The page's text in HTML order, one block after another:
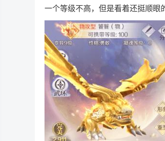
一个等级不高，但是看着还挺顺眼